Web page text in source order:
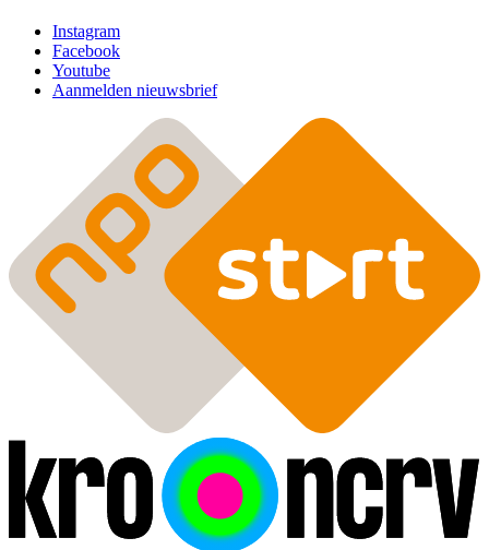
Instagram
Facebook
Youtube
Aanmelden nieuwsbrief